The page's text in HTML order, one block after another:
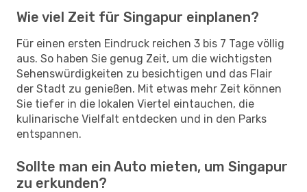
Wie viel Zeit für Singapur einplanen?
Für einen ersten Eindruck reichen 3 bis 7 Tage völlig
aus. So haben Sie genug Zeit, um die wichtigsten
Sehenswürdigkeiten zu besichtigen und das Flair
der Stadt zu genießen. Mit etwas mehr Zeit können
Sie tiefer in die lokalen Viertel eintauchen, die
kulinarische Vielfalt entdecken und in den Parks
entspannen.
Sollte man ein Auto mieten, um Singapur
zu erkunden?